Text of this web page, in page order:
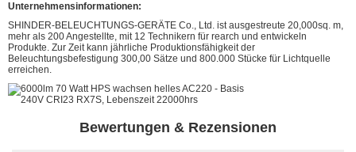
Unternehmensinformationen:
SHINDER-BELEUCHTUNGS-GERÄTE Co., Ltd. ist ausgestreute 20,000sq. m,
mehr als 200 Angestellte, mit 12 Technikern für rearch und entwickeln
Produkte. Zur Zeit kann jährliche Produktionsfähigkeit der
Beleuchtungsbefestigung 300,00 Sätze und 800.000 Stücke für Lichtquelle
erreichen.
Bewertungen & Rezensionen